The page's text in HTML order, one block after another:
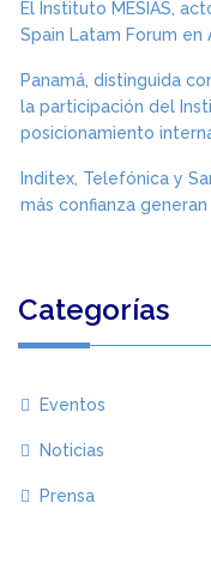
El Instituto MESIAS,
Spain Latam Forum en
Panamá, distinguida
la participación del
posicionamiento
Inditex, Telefónica y
más confianza
Categorías
Eventos
Noticias
Prensa